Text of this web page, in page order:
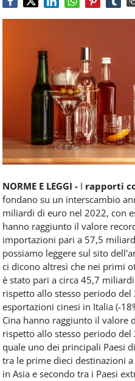
Food
Service
novità
comparto
NORME E LEGGI - I rapporti
fondano su un interscambio
miliardi di euro nel 2022, con
hanno raggiunto il valore
importazioni pari a 57,5
possiamo leggere sul sito
ci dicono altresì che nei primi
è stato pari a circa 45,7
rispetto allo stesso periodo
esportazioni cinesi in Italia (-
Cina hanno raggiunto il valore
rispetto allo stesso periodo
quale uno dei principali Paesi
tra le prime dieci destinazioni
in Asia e secondo tra i Paesi